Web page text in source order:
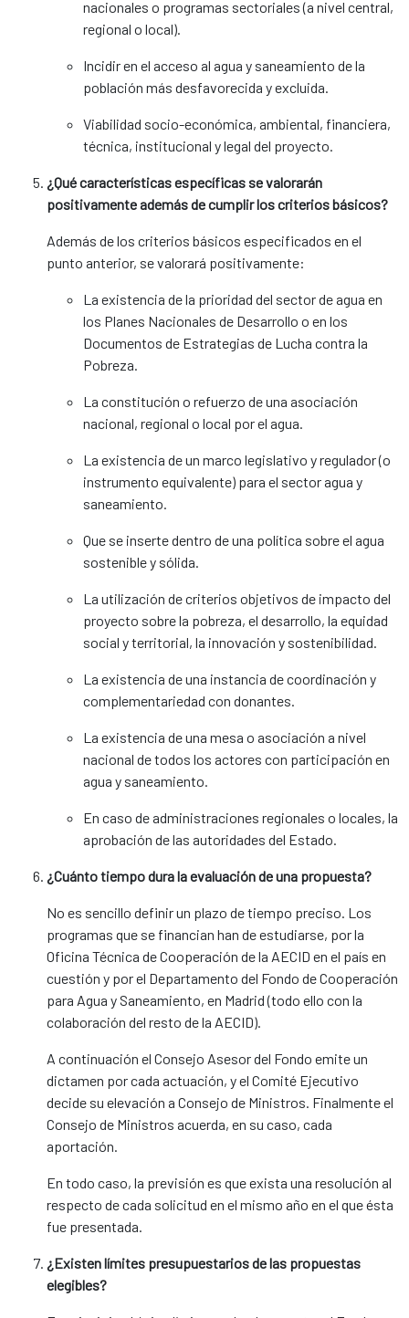
nacionales o programas sectoriales (a nivel central,
regional o local).
Incidir en el acceso al agua y saneamiento de la
población más desfavorecida y excluida.
Viabilidad socio-económica, ambiental, financiera,
técnica, institucional y legal del proyecto.
¿Qué características específicas se valorarán
positivamente además de cumplir los criterios básicos?
Además de los criterios básicos especificados en el
punto anterior, se valorará positivamente:
La existencia de la prioridad del sector de agua en
los Planes Nacionales de Desarrollo o en los
Documentos de Estrategias de Lucha contra la
Pobreza.
La constitución o refuerzo de una asociación
nacional, regional o local por el agua.
La existencia de un marco legislativo y regulador (o
instrumento equivalente) para el sector agua y
saneamiento.
Que se inserte dentro de una política sobre el agua
sostenible y sólida.
La utilización de criterios objetivos de impacto del
proyecto sobre la pobreza, el desarrollo, la equidad
social y territorial, la innovación y sostenibilidad.
La existencia de una instancia de coordinación y
complementariedad con donantes.
La existencia de una mesa o asociación a nivel
nacional de todos los actores con participación en
agua y saneamiento.
En caso de administraciones regionales o locales, la
aprobación de las autoridades del Estado.
¿Cuánto tiempo dura la evaluación de una propuesta?
No es sencillo definir un plazo de tiempo preciso. Los
programas que se financian han de estudiarse, por la
Oficina Técnica de Cooperación de la AECID en el país en
cuestión y por el Departamento del Fondo de Cooperación
para Agua y Saneamiento, en Madrid (todo ello con la
colaboración del resto de la AECID).
A continuación el Consejo Asesor del Fondo emite un
dictamen por cada actuación, y el Comité Ejecutivo
decide su elevación a Consejo de Ministros. Finalmente el
Consejo de Ministros acuerda, en su caso, cada
aportación.
En todo caso, la previsión es que exista una resolución al
respecto de cada solicitud en el mismo año en el que ésta
fue presentada.
¿Existen límites presupuestarios de las propuestas
elegibles?